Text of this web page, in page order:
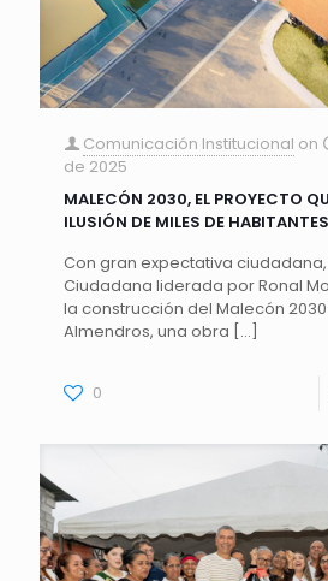
Comunicación Institucional on
de 2025
MALECÓN 2030, EL PROYECTO
ILUSIÓN DE MILES DE
Con gran expectativa
Ciudadana liderada por Ronal
la construcción del Malecón
Almendros, una obra […]
0